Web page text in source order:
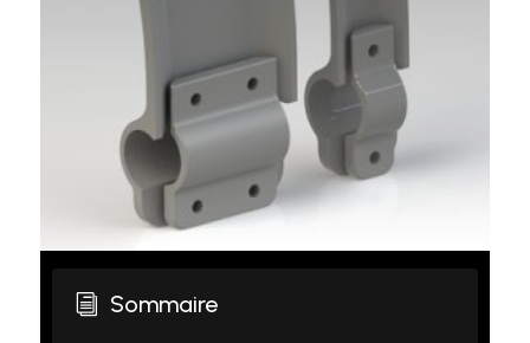
i Sommaire